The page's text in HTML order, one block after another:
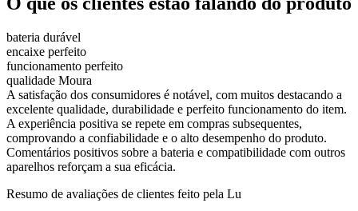
bateria durável
encaixe perfeito
funcionamento perfeito
qualidade Moura
A satisfação dos consumidores é notável, com muitos destacando a
excelente qualidade, durabilidade e perfeito funcionamento do item.
A experiência positiva se repete em compras subsequentes,
comprovando a confiabilidade e o alto desempenho do produto.
Comentários positivos sobre a bateria e compatibilidade com outros
aparelhos reforçam a sua eficácia.
Resumo de avaliações de clientes feito pela Lu